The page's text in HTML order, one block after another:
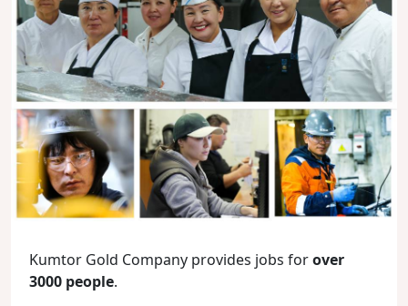
Kumtor Gold Company provides jobs forover
3000 people.